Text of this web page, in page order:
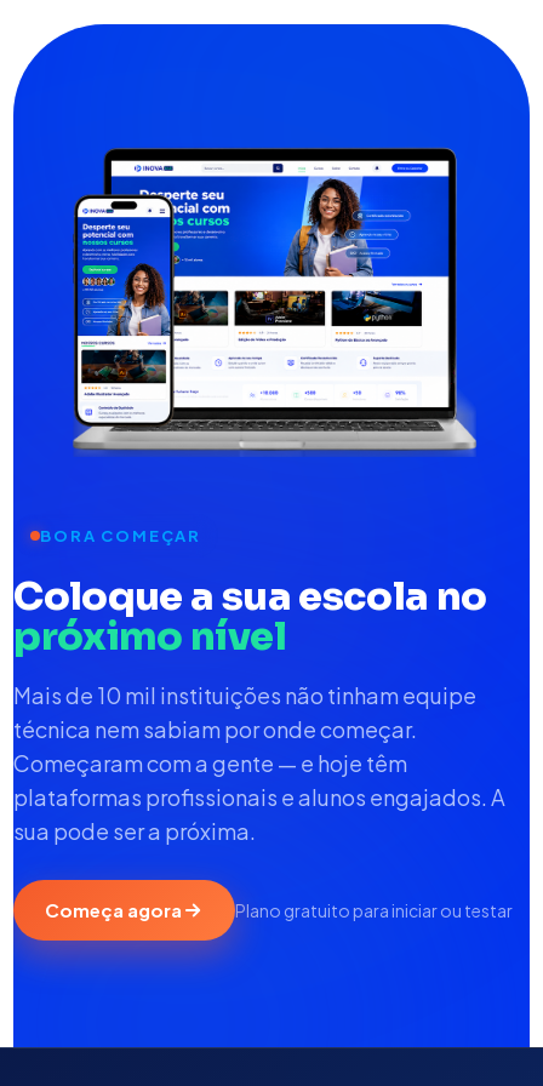
BORA COMEÇAR
Coloque a sua escola no
próximo nível
Mais de 10 mil instituições não tinham equipe
técnica nem sabiam por onde começar.
Começaram com a gente — e hoje têm
plataformas profissionais e alunos engajados. A
sua pode ser a próxima.
Começa agora Plano gratuito para iniciar ou testar